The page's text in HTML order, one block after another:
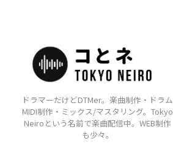
ドラマーだけどDTMer。楽曲制作・ドラム
MIDI制作・ミックス/マスタリング。Tokyo
Neiroという名前で楽曲配信中。WEB制作
も少々。